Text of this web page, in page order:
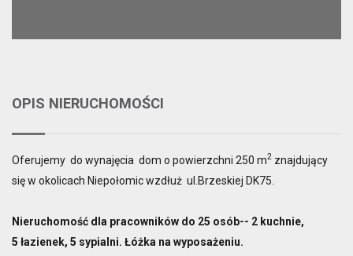
OPIS NIERUCHOMOŚCI
Oferujemy do wynajęcia dom o powierzchni 250 m2 znajdujący
się w okolicach Niepołomic wzdłuż ul.Brzeskiej DK75.
Nieruchomość dla pracowników do 25 osób-- 2 kuchnie,
5 łazienek, 5 sypialni. Łóżka na wyposażeniu.